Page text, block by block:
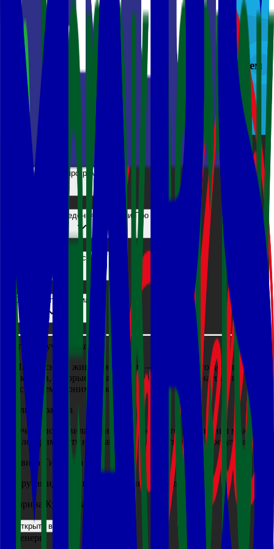
В условиях ограниченного времени под
давлением ответственности вам будет
предложено проанализировать большой объем
данных для принятия решений в роли
категорийного менеджера
Как проходит программа
Форматы проведения Катмании.Про
Что получают участники
Для кого программа
Отзывы участников
«Интересный, живой механизм — очень много деталей и
факторов, которые влияют на результат. Начинаешь по-
настоящему понимать категорию»
Юлия Ефанова
«Очень понравилась динамичность и то, что знания можно
было применить на практике и увидеть прямой результат»
Дэвика Тихонова
«Крутая идея, супер напряженные оба дня»
Марина Кузьмина
Открыть все
Тренеры